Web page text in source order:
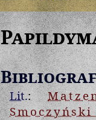
Lit.:
Smoczyński